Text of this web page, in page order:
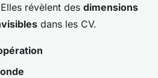
révèlent des dimensions
dans les CV.